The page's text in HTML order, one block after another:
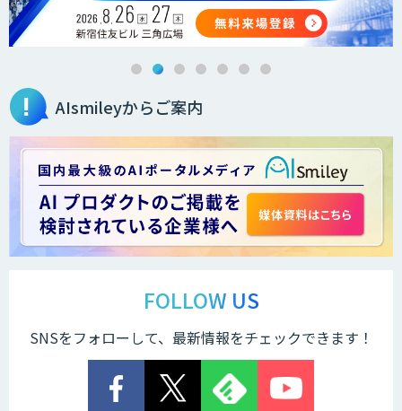
AIsmileyからご案内
FOLLOW US
SNSをフォローして、最新情報をチェックできます！